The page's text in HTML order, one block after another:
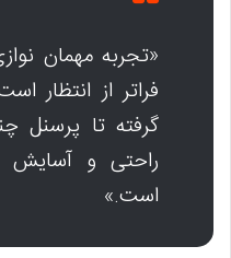
«تجربه مهمان
گرفته تا پرسنل
راحتی و آسایش
است.»